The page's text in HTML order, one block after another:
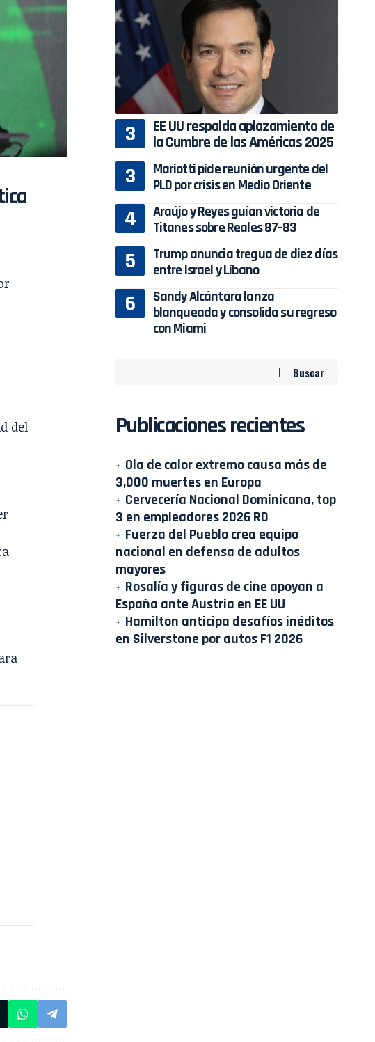
del
EE UU respalda aplazamiento de
la Cumbre de las Américas 2025
Mariotti pide reunión urgente del
PLD por crisis en Medio Oriente
Araújo y Reyes guían victoria de
Titanes sobre Reales 87-83
Trump anuncia tregua de diez días
entre Israel y Líbano
Sandy Alcántara lanza
blanqueada y consolida su regreso
con Miami
Buscar
Publicaciones recientes
Ola de calor extremo causa más de
3,000 muertes en Europa
Cervecería Nacional Dominicana, top
3 en empleadores 2026 RD
Fuerza del Pueblo crea equipo
nacional en defensa de adultos
mayores
Rosalía y figuras de cine apoyan a
España ante Austria en EE UU
Hamilton anticipa desafíos inéditos
en Silverstone por autos F1 2026